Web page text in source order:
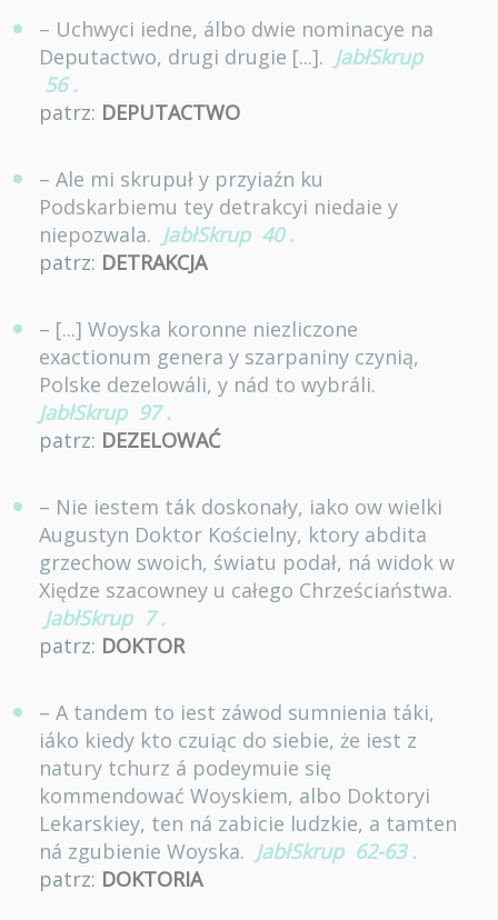
– Uchwyci iedne, álbo dwie nominacye na
Deputactwo, drugi drugie [...]. JabłSkrup
56 .
patrz: DEPUTACTWO
– Ale mi skrupuł y przyiaźn ku
Podskarbiemu tey detrakcyi niedaie y
niepozwala. JabłSkrup 40 .
patrz: DETRAKCJA
– [...] Woyska koronne niezliczone
exactionum genera y szarpaniny czynią,
Polske dezelowáli, y nád to wybráli.
JabłSkrup 97 .
patrz: DEZELOWAĆ
– Nie iestem ták doskonały, iako ow wielki
Augustyn Doktor Kościelny, ktory abdita
grzechow swoich, światu podał, ná widok w
Xiędze szacowney u całego Chrześciaństwa.
JabłSkrup 7 .
patrz: DOKTOR
– A tandem to iest záwod sumnienia táki,
iáko kiedy kto czuiąc do siebie, że iest z
natury tchurz á podeymuie się
kommendować Woyskiem, albo Doktoryi
Lekarskiey, ten ná zabicie ludzkie, a tamten
ná zgubienie Woyska. JabłSkrup 62-63 .
patrz: DOKTORIA